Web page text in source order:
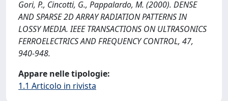
Gori, P., Cincotti, G., Pappalardo, M. (2000). DENSE
AND SPARSE 2D ARRAY RADIATION PATTERNS IN
LOSSY MEDIA. IEEE TRANSACTIONS ON ULTRASONICS
FERROELECTRICS AND FREQUENCY CONTROL, 47,
940-948.
Appare nelle tipologie:
1.1 Articolo in rivista